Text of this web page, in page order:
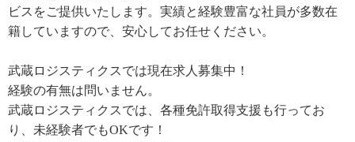
ビスをご提供いたします。実績と経験豊富な社員が多数在
籍していますので、安心してお任せください。
武蔵ロジスティクスでは現在求人募集中！
経験の有無は問いません。
武蔵ロジスティクスでは、各種免許取得支援も行ってお
り、未経験者でもOKです！